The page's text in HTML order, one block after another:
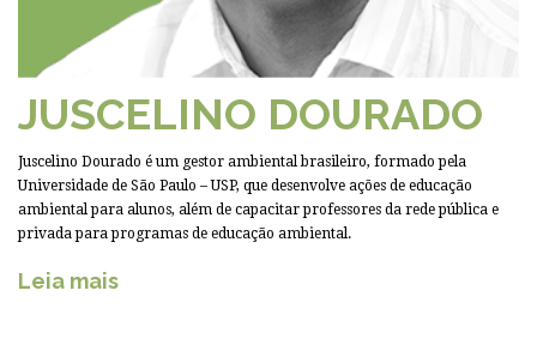
JUSCELINO DOURADO
Juscelino Dourado é um gestor ambiental brasileiro, formado pela
Universidade de São Paulo – USP, que desenvolve ações de educação
ambiental para alunos, além de capacitar professores da rede pública e
privada para programas de educação ambiental.
Leia mais